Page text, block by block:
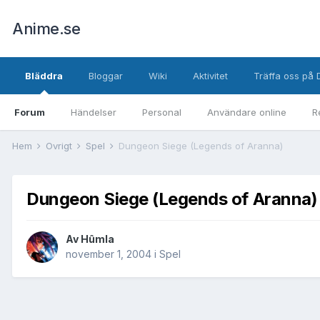
Anime.se
Bläddra
Forum Händelser Personal Användare online
Bloggar Wiki Aktivitet Träffa oss på
Hem Övrigt Spel Dungeon Siege (Legends of Aranna)
Dungeon Siege (Legends of Aranna)
Av Hûmla
november 1, 2004 i Spel